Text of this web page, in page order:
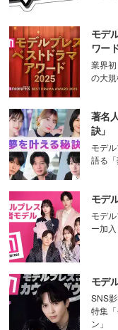
モデ
ワー
業界
の大
著名
訣」
モデ
語る「
モデ
モデ
ー加入
モデ
SNS
特集
ン」